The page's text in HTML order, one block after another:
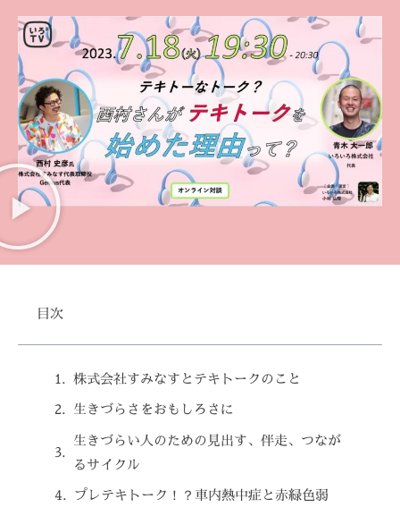
目次
株式会社すみなすとテキトークのこと
生きづらさをおもしろさに
生きづらい人のための見出す、伴走、つなが
るサイクル
プレテキトーク！？車内熱中症と赤緑色弱